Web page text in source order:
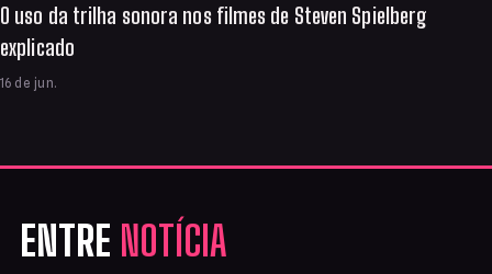
O uso da trilha sonora nos filmes de Steven Spielberg
explicado
16 de jun.
ENTRE NOTÍCIA